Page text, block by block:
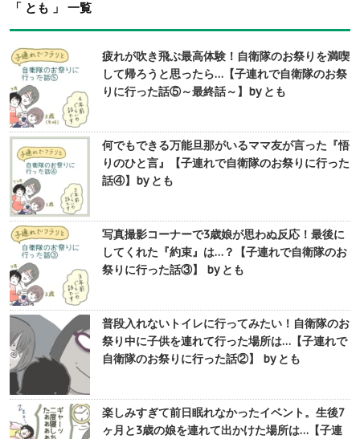
「 とも 」 一覧
疲れが吹き飛ぶ最高体験！自衛隊のお祭りを満喫
して帰ろうと思ったら…【子連れで自衛隊のお祭
りに行った話⑤～最終話～】by とも
何でもできる万能旦那がいるママ友が言った『悟
りのひと言』【子連れで自衛隊のお祭りに行った
話④】by とも
写真撮影コーナーで3歳娘が思わぬ反応！最後に
してくれた『約束』は…？【子連れで自衛隊のお
祭りに行った話③】 by とも
普段入れないトイレに行ってみたい！自衛隊のお
祭り中に子供を連れて行った場所は…【子連れで
自衛隊のお祭りに行った話②】 by とも
楽しみすぎて前日眠れなかったイベント。生後7
ヶ月と3歳の娘を連れて出かけた場所は…【子連